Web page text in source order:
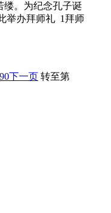
缕。为纪念孔子诞
举办拜师礼 1拜师
下一页 转至第